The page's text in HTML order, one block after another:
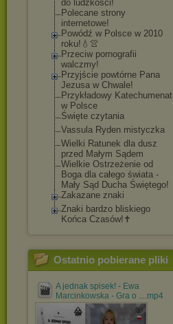
do ludzkości!
Polecane strony
internetowe!
Powódź w Polsce w 2010
roku!💧👚
Przeciw pornografii
walczmy!
Przyjście powtórne Pana
Jezusa w Chwale!
Przykładowy Katechumenat
w Polsce
Święte czytania
Vassula Ryden mistyczka
Wielki Ratunek dla dusz
przed Małym Sądem
Wielkie Ostrzeżenie od
Boga dla całego świata -
Mały Sąd Ducha Świętego!
Zakazane znaki
Znaki bardzo bliskiego
Końca Czasów!✝️
Ostatnio pobierane pliki
A jednak spisek! - Ewa
Marcinkowska - Gra o ....mp4